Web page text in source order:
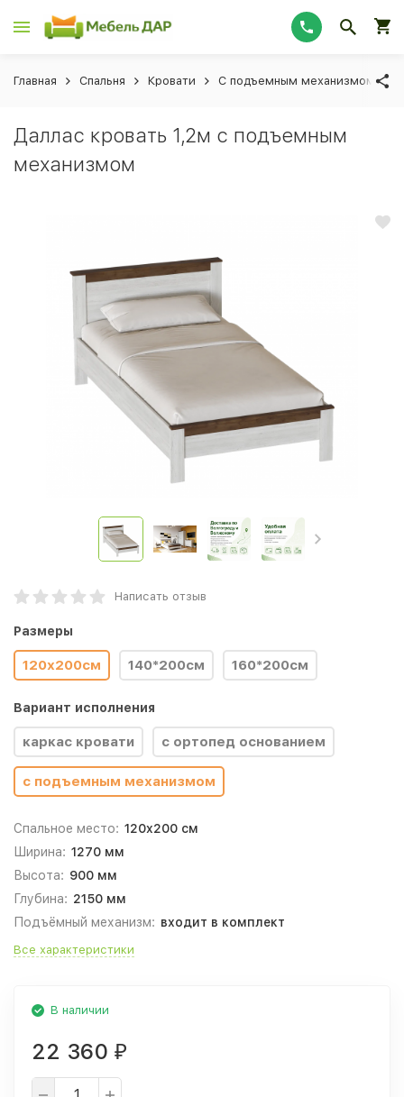
Главная Спальня Кровати С подъемным механизмом
Даллас кровать 1,2м с подъемным
механизмом
Написать отзыв
Размеры
120х200см 140*200см 160*200см
Вариант исполнения
каркас кровати с ортопед основанием
с подъемным механизмом
Спальное место: 120x200 см
Ширина: 1270 мм
Высота: 900 мм
Глубина: 2150 мм
Подъёмный механизм: входит в комплект
Все характеристики
В наличии
22 360 ₽